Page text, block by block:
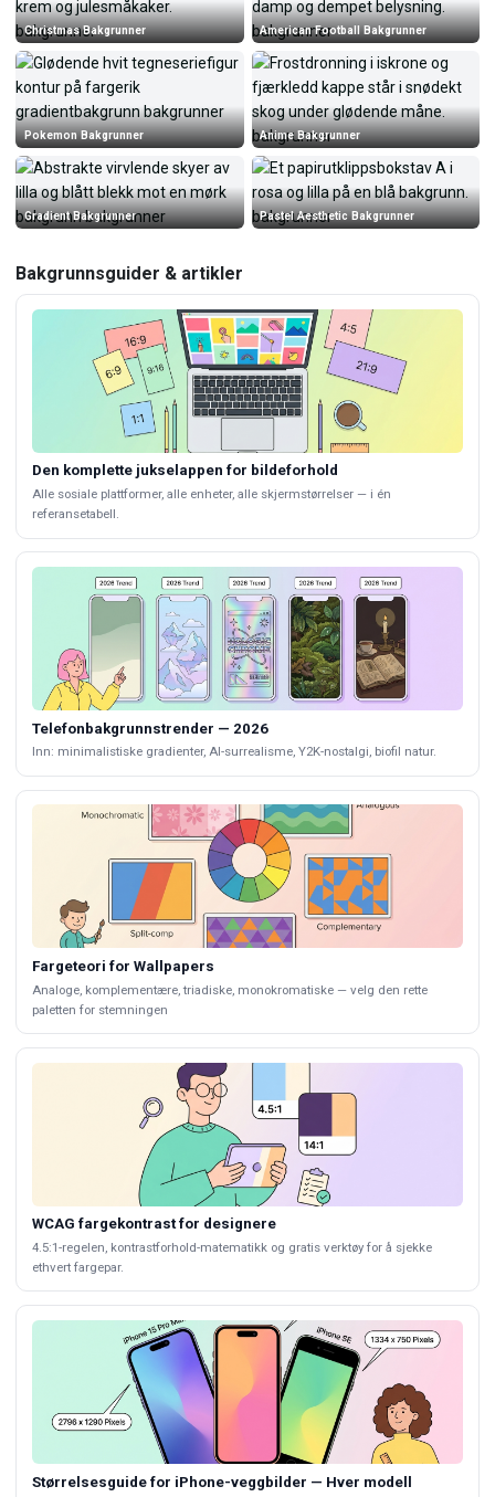
Christmas Bakgrunner American Football Bakgrunner
Pokemon Bakgrunner Anime Bakgrunner
Gradient Bakgrunner Pastel Aesthetic Bakgrunner
Bakgrunnsguider & artikler
Den komplette jukselappen for bildeforhold
Alle sosiale plattformer, alle enheter, alle skjermstørrelser — i én
referansetabell.
Telefonbakgrunnstrender — 2026
Inn: minimalistiske gradienter, AI-surrealisme, Y2K-nostalgi, biofil natur.
Fargeteori for Wallpapers
Analoge, komplementære, triadiske, monokromatiske — velg den rette
paletten for stemningen
WCAG fargekontrast for designere
4.5:1-regelen, kontrastforhold-matematikk og gratis verktøy for å sjekke
ethvert fargepar.
Størrelsesguide for iPhone-veggbilder — Hver modell